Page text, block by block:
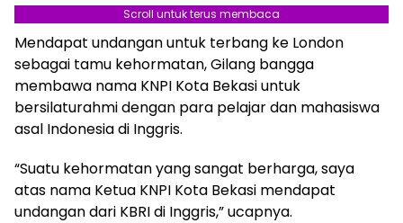
Berita Terkait: Syahril Mubarok Terpilih
Sebagai Ketua DPD KNPI Kota Bekasi Periode
2025-2028
Scroll untuk terus membaca
Mendapat undangan untuk terbang ke London
sebagai tamu kehormatan, Gilang bangga
membawa nama KNPI Kota Bekasi untuk
bersilaturahmi dengan para pelajar dan mahasiswa
asal Indonesia di Inggris.
“Suatu kehormatan yang sangat berharga, saya
atas nama Ketua KNPI Kota Bekasi mendapat
undangan dari KBRI di Inggris,” ucapnya.